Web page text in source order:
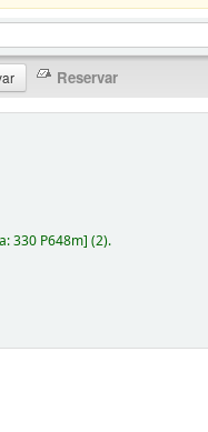
330 P648m](2).